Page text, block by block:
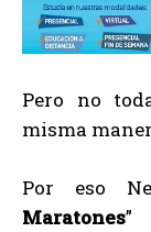
Pero no
misma
Por eso
Maratones”